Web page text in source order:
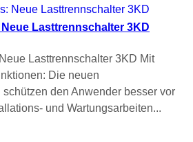
Lasttrennschalter 3KD
Lasttrennschalter 3KD Mit
Die neuen
schützen den Anwender besser vor
und Wartungsarbeiten...